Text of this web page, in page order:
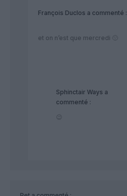
François Duclos a commenté :
et on n’est que mercredi 🙁
Sphinctair Ways a
commenté :
😉